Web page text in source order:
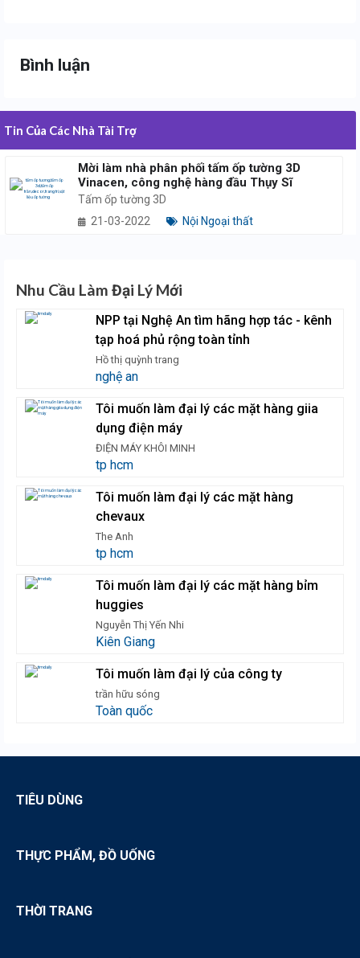
Bình luận
Tin Của Các Nhà Tài Trợ
Mời làm nhà phân phối tấm ốp tường 3D
Vinacen, công nghệ hàng đầu Thụy Sĩ
Tấm ốp tường 3D
21-03-2022
Nội Ngoại thất
Nhu Cầu Làm Đại Lý Mới
NPP tại Nghệ An tìm hãng hợp tác - kênh
tạp hoá phủ rộng toàn tỉnh
Hồ thị quỳnh trang
nghệ an
Tôi muốn làm đại lý các mặt hàng giia
dụng điện máy
ĐIỆN MÁY KHÔI MINH
tp hcm
Tôi muốn làm đại lý các mặt hàng
chevaux
The Anh
tp hcm
Tôi muốn làm đại lý các mặt hàng bỉm
huggies
Nguyễn Thị Yến Nhi
Kiên Giang
Tôi muốn làm đại lý của công ty
trần hữu sóng
Toàn quốc
TIÊU DÙNG
THỰC PHẨM, ĐỒ UỐNG
THỜI TRANG